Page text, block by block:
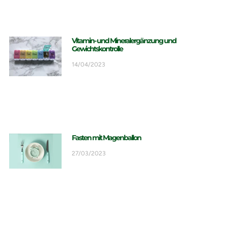
Vitamin- und Mineralergänzung und
Gewichtskontrolle
14/04/2023
Fasten mit Magenballon
27/03/2023